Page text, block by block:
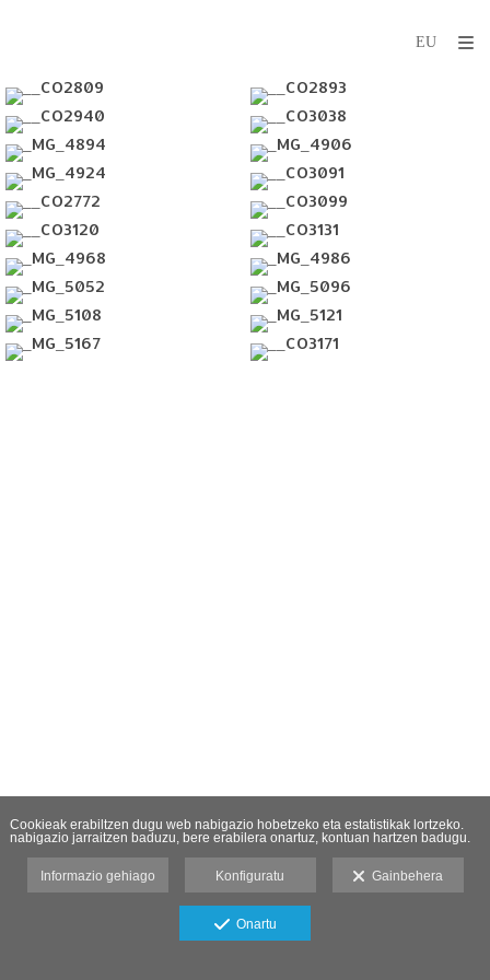
Cookieak erabiltzen dugu web nabigazio hobetzeko eta estatistikak lortzeko.
nabigazio jarraitzen baduzu, bere erabilera onartuz, kontuan hartzen badugu.
Informazio gehiago Konfiguratu Gainbehera
Onartu